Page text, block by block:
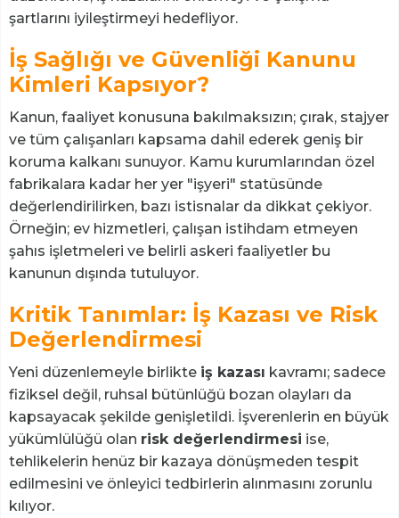
şartlarını iyileştirmeyi hedefliyor.
İş Sağlığı ve Güvenliği Kanunu
Kimleri Kapsıyor?
Kanun, faaliyet konusuna bakılmaksızın; çırak, stajyer
ve tüm çalışanları kapsama dahil ederek geniş bir
koruma kalkanı sunuyor. Kamu kurumlarından özel
fabrikalara kadar her yer "işyeri" statüsünde
değerlendirilirken, bazı istisnalar da dikkat çekiyor.
Örneğin; ev hizmetleri, çalışan istihdam etmeyen
şahıs işletmeleri ve belirli askeri faaliyetler bu
kanunun dışında tutuluyor.
Kritik Tanımlar: İş Kazası ve Risk
Değerlendirmesi
Yeni düzenlemeyle birlikte iş kazası kavramı; sadece
fiziksel değil, ruhsal bütünlüğü bozan olayları da
kapsayacak şekilde genişletildi. İşverenlerin en büyük
yükümlülüğü olan risk değerlendirmesi ise,
tehlikelerin henüz bir kazaya dönüşmeden tespit
edilmesini ve önleyici tedbirlerin alınmasını zorunlu
kılıyor.